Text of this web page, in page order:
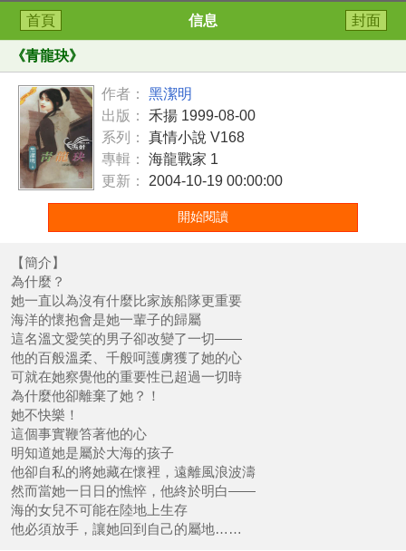
首頁 信息 封面
《青龍玦》
作者：
黑潔明
出版：
禾揚 1999-08-00
系列：
真情小說 V168
專輯：
海龍戰家 1
更新：
2004-10-19 00:00:00
開始閱讀
【簡介】
為什麼？
她一直以為沒有什麼比家族船隊更重要
海洋的懷抱會是她一輩子的歸屬
這名溫文愛笑的男子卻改變了一切——
他的百般溫柔、千般呵護虜獲了她的心
可就在她察覺他的重要性已超過一切時
為什麼他卻離棄了她？！
她不快樂！
這個事實鞭笞著他的心
明知道她是屬於大海的孩子
他卻自私的將她藏在懷裡，遠離風浪波濤
然而當她一日日的憔悴，他終於明白——
海的女兒不可能在陸地上生存
他必須放手，讓她回到自己的屬地……